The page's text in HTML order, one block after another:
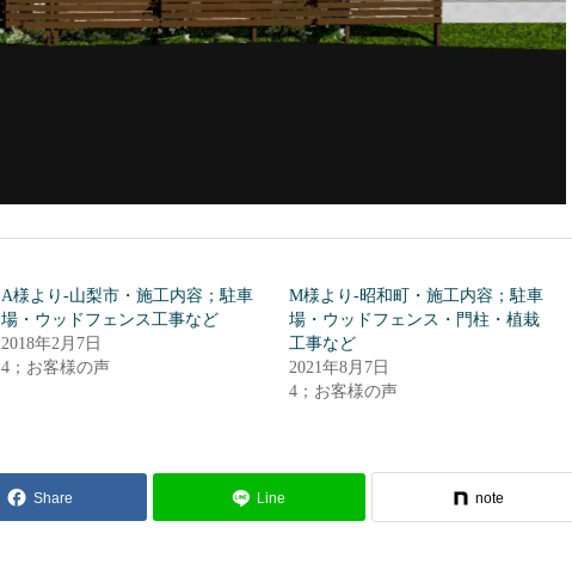
A様より-山梨市・施工内容；駐車
場・ウッドフェンス工事など
2018年2月7日
4；お客様の声
M様より-昭和町・施工内容；駐車
場・ウッドフェンス・門柱・植栽
工事など
2021年8月7日
4；お客様の声
Share Line note